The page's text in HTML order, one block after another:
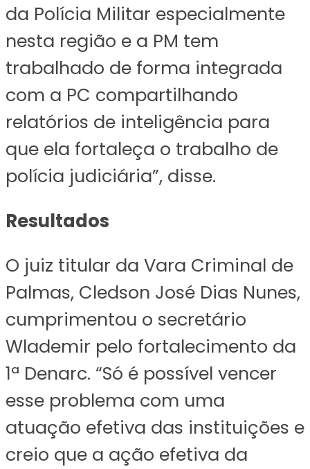
da Polícia Militar especialmente
nesta região e a PM tem
trabalhado de forma integrada
com a PC compartilhando
relatórios de inteligência para
que ela fortaleça o trabalho de
polícia judiciária”, disse.
Resultados
O juiz titular da Vara Criminal de
Palmas, Cledson José Dias Nunes,
cumprimentou o secretário
Wlademir pelo fortalecimento da
1ª Denarc. “Só é possível vencer
esse problema com uma
atuação efetiva das instituições e
creio que a ação efetiva da